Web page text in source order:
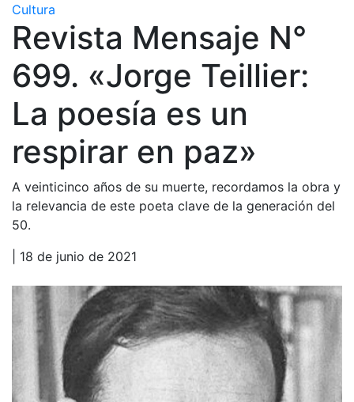
Cultura
Revista Mensaje N°
699. «Jorge Teillier:
La poesía es un
respirar en paz»
A veinticinco años de su muerte, recordamos la obra y
la relevancia de este poeta clave de la generación del
50.
| 18 de junio de 2021